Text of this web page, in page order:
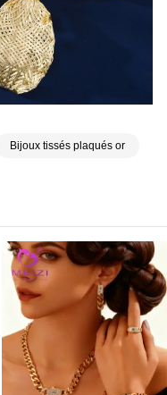
Bijoux tissés plaqués or